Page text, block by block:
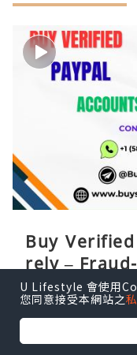
Buy
rely –
paypal
U Lifestyle 會使用
您同意接受本網站之